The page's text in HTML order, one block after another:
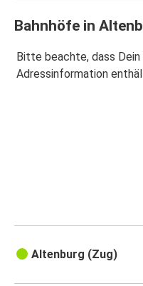
Bahnhöfe in
Bitte beachte, dass
Adressinformation
Altenburg (Zug)